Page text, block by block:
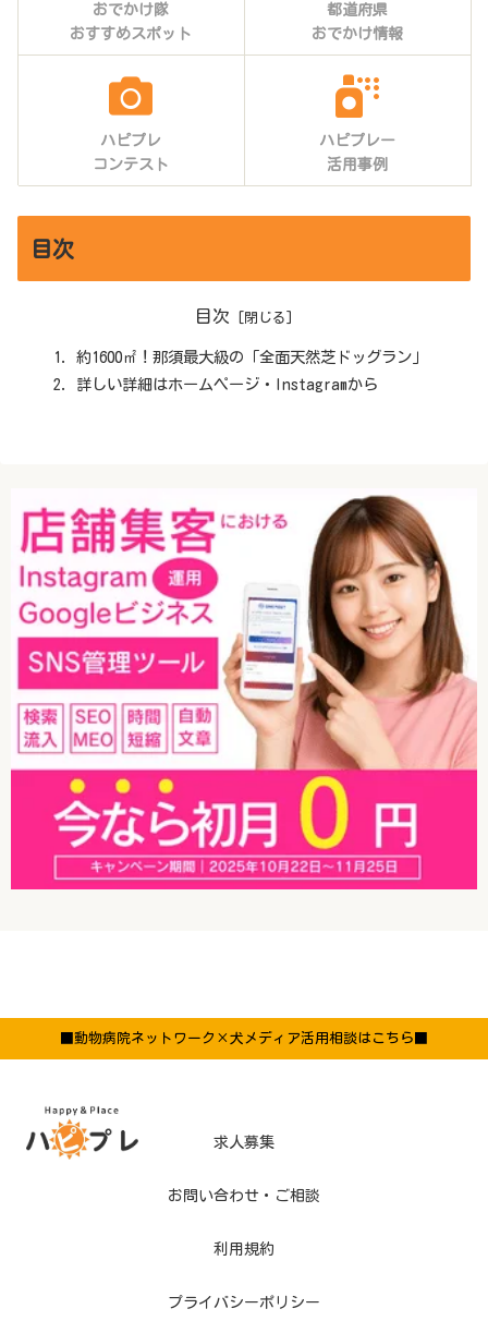
おでかけ隊
おすすめスポット
都道府県
おでかけ情報
ハピプレ
コンテスト
ハピプレー
活用事例
目次
目次
約1600㎡！那須最大級の「全面天然芝ドッグラン」
詳しい詳細はホームページ・Instagramから
■動物病院ネットワーク×犬メディア活用相談はこちら■
求人募集
お問い合わせ・ご相談
利用規約
プライバシーポリシー